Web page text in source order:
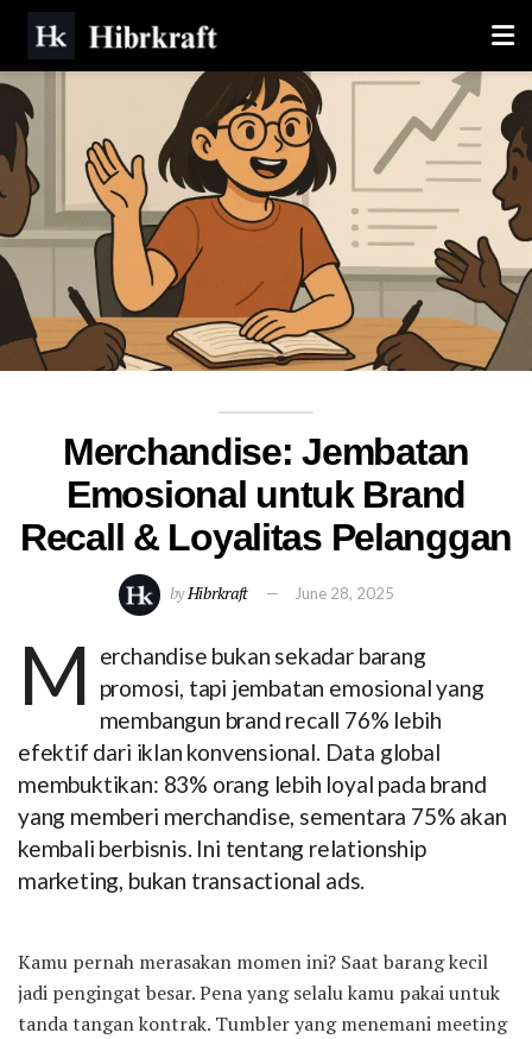
Merchandise: Jembatan
Emosional untuk Brand
Recall & Loyalitas Pelanggan
byHibrkraft June 28, 2025
M erchandise bukan sekadar barang
promosi, tapi jembatan emosional yang
membangun brand recall 76% lebih
efektif dari iklan konvensional. Data global
membuktikan: 83% orang lebih loyal pada brand
yang memberi merchandise, sementara 75% akan
kembali berbisnis. Ini tentang relationship
marketing, bukan transactional ads.
Kamu pernah merasakan momen ini? Saat barang kecil
jadi pengingat besar. Pena yang selalu kamu pakai untuk
tanda tangan kontrak. Tumbler yang menemani meeting